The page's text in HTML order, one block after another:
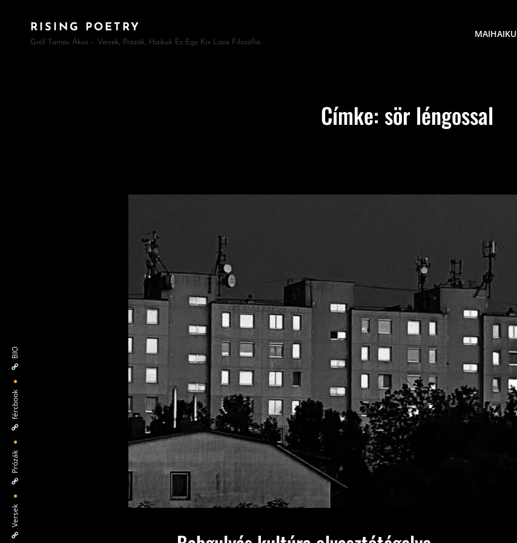
RISING POETRY
Gróf Tamás Ákos – Versek, Prózák, Haikuk És Egy Kis Laza Filozófia
MAIHAIKU
Versek
Prózák
fércbook
BIO
Címke: sör léngossal